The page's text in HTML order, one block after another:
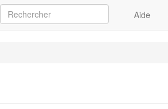
Aide